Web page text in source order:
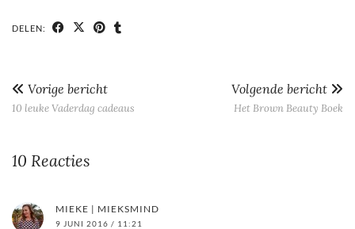
DELEN:
Vorige bericht
10 leuke Vaderdag cadeaus
Volgende bericht
Het Brown Beauty Boek
10 Reacties
MIEKE | MIEKSMIND
9 JUNI 2016 / 11:21